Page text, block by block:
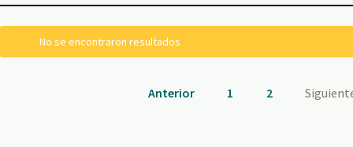
No se encontraron resultados
Anterior 1 2